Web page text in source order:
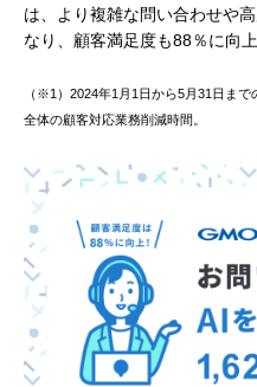
は、より複雑な問い合わせや
なり、顧客満足度も88％に向
（※1）2024年1月1日から5月31日ま
全体の顧客対応業務削減時間。